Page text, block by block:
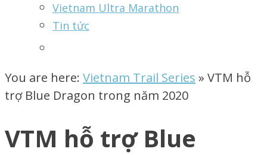
Vietnam Ultra Marathon
Tin tức
You are here: Vietnam Trail Series » VTM hỗ
trợ Blue Dragon trong năm 2020
VTM hỗ trợ Blue